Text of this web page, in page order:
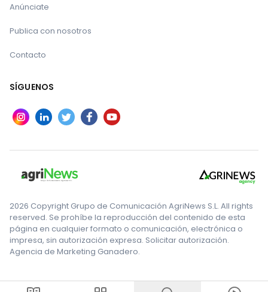
Anúnciate
Publica con nosotros
Contacto
SÍGUENOS
2026 Copyright Grupo de Comunicación AgriNews S.L. All rights
reserved. Se prohíbe la reproducción del contenido de esta
página en cualquier formato o comunicación, electrónica o
impresa, sin autorización expresa. Solicitar autorización.
Agencia de Marketing Ganadero.